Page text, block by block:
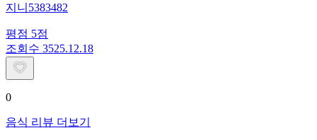
지니5383482
평점 5점
조회수 3525.12.18
0
음식 리뷰 더보기